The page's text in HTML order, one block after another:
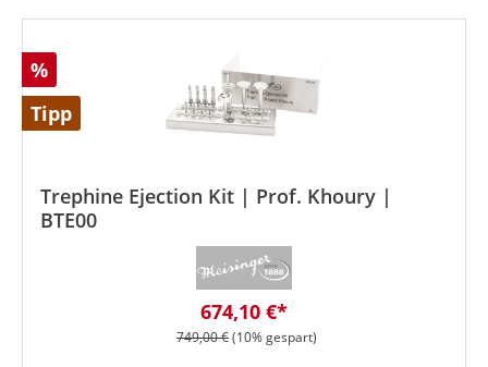
Rabatt
%
Tipp
Trephine Ejection Kit | Prof. Khoury |
BTE00
Verkaufspreis:
674,10 €*
Regulärer Preis:
749,00 €(10% gespart)